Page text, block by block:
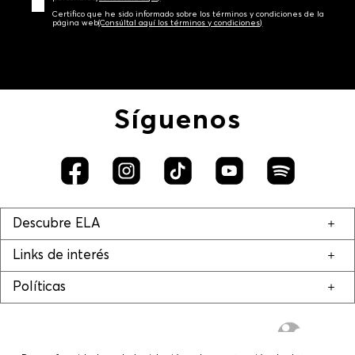
Certifico que he sido informado sobre los términos y condiciones de la
página web‎(Consúltal aquí los términos y condiciones)
Síguenos
Descubre ELA
Links de interés
Políticas